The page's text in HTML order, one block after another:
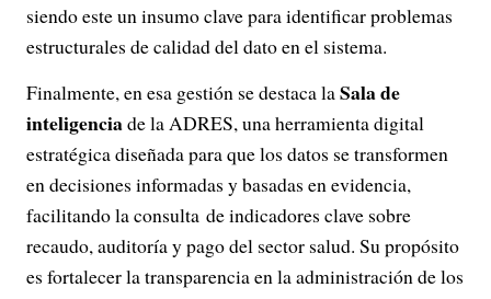
siendo este un insumo clave para identificar problemas
estructurales de calidad del dato en el sistema.
Finalmente, en esa gestión se destaca laSala de
inteligenciade la ADRES, una herramienta digital
estratégica diseñada para que los datos se transformen
en decisiones informadas y basadas en evidencia,
facilitando la consulta de indicadores clave sobre
recaudo, auditoría y pago del sector salud. Su propósito
es fortalecer la transparencia en la administración de los